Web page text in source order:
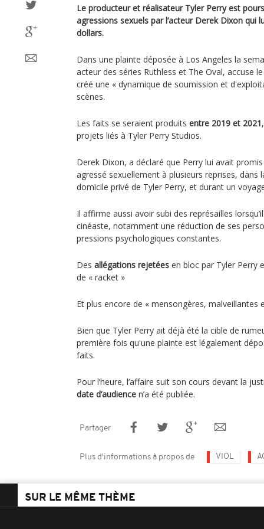
Le producteur et réalisateur Tyler Perry est
agressions sexuels par l’acteur Derek Dixon qui
dollars.
Dans une plainte déposée à Los Angeles la
acteur des séries Ruthless et The Oval, accuse
créé une « dynamique de soumission et
scènes.
Les faits se seraient produits entre 2019 et 2021
projets liés à Tyler Perry Studios.
Derek Dixon, a déclaré que Perry lui avait
agressé sexuellement à plusieurs reprises, dans
domicile privé de Tyler Perry, et durant un
Il affirme aussi avoir subi des représailles
cinéaste, notamment une réduction de ses
pressions psychologiques constantes.
Des allégations rejetées en bloc par Tyler Perry
de « racket »
Et plus encore de « mensongères,
Bien que Tyler Perry ait déjà été la cible de
première fois qu'une plainte est légalement
faits.
Pour l’heure, l’affaire suit son cours devant la
date d’audience n’a été publiée.
Partager
Plus d'informations à propos de VIOL
SUR LE MÊME THÈME